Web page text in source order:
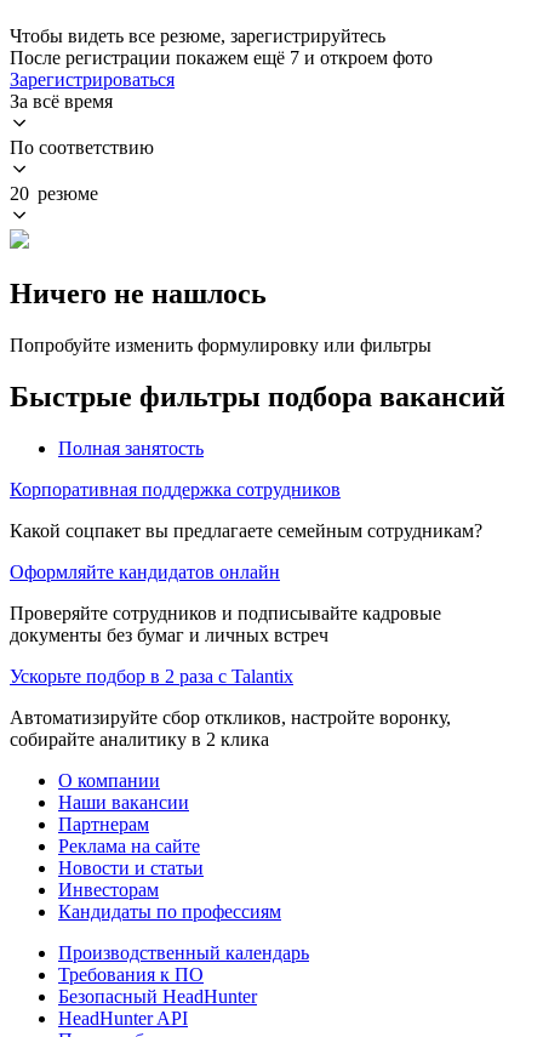
Чтобы видеть все резюме, зарегистрируйтесь
После регистрации покажем ещё 7 и откроем фото
Зарегистрироваться
За всё время
По соответствию
20 резюме
Ничего не нашлось
Попробуйте изменить формулировку или фильтры
Быстрые фильтры подбора вакансий
Полная занятость
Корпоративная поддержка сотрудников
Какой соцпакет вы предлагаете семейным сотрудникам?
Оформляйте кандидатов онлайн
Проверяйте сотрудников и подписывайте кадровые
документы без бумаг и личных встреч
Ускорьте подбор в 2 раза с Talantix
Автоматизируйте сбор откликов, настройте воронку,
собирайте аналитику в 2 клика
О компании
Наши вакансии
Партнерам
Реклама на сайте
Новости и статьи
Инвесторам
Кандидаты по профессиям
Производственный календарь
Требования к ПО
Безопасный HeadHunter
HeadHunter API